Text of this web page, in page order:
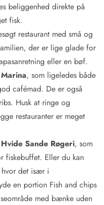
beliggenhed direkte på
fisk.
restaurant med små og
der er lige glade for
eller en bøf.
, som ligeledes både
cafémad. De er også
Husk at ringe og
restauranter er meget
Hvide Sande Røgeri, som
fiskebuffet. Eller du kan
hvor det især i
en portion Fish and chips
med bænke uden